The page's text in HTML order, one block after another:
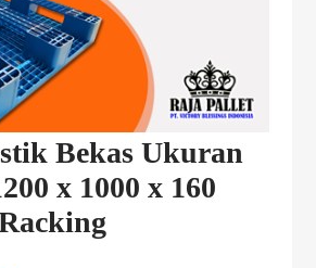
Bekas Ukuran
x 1000 x 160